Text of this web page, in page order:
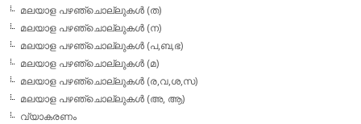
മലയാള പഴഞ്ചൊല്ലുകള്‍ (ത)
മലയാള പഴഞ്ചൊല്ലുകള്‍ (ന)
മലയാള പഴഞ്ചൊല്ലുകള്‍ (പ,ബ,ഭ)
മലയാള പഴഞ്ചൊല്ലുകള്‍ (മ)
മലയാള പഴഞ്ചൊല്ലുകള്‍ (ര,വ,ശ,സ)
മലയാള പഴഞ്ചൊല്ലുകൾ (അ, ആ)
വ്യാകരണം